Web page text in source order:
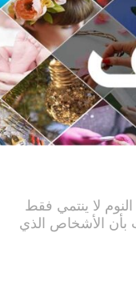
النوم لا ينتمي فقط
بأن الأشخاص الذي